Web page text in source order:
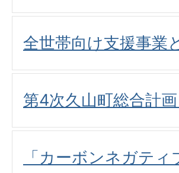
全世帯向け支援事業
第4次久山町総合計
「カーボンネガテ